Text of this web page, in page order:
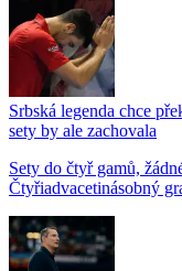
Srbská legenda chce
sety by ale zachovala
Sety do čtyř gamů,
Čtyřiadvacetinásobný